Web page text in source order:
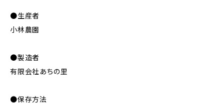
●生産者
小林農園
●製造者
有限会社あちの里
●保存方法